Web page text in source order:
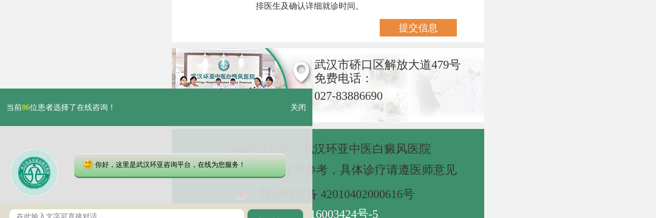
排医生及确认详细就诊时间。
武汉市硚口区解放大道479号
免费电话：
027-83886690
Copyright 2023 武汉环亚中医白癜风医院
本网站信息仅做健康参考，具体诊疗请遵医师意见
鄂公网安备 42010402000616号
鄂ICP备16003424号-5
当前86位患者选择了在线咨询！ 关闭
你好，这里是武汉环亚咨询平台，在线为您服务！